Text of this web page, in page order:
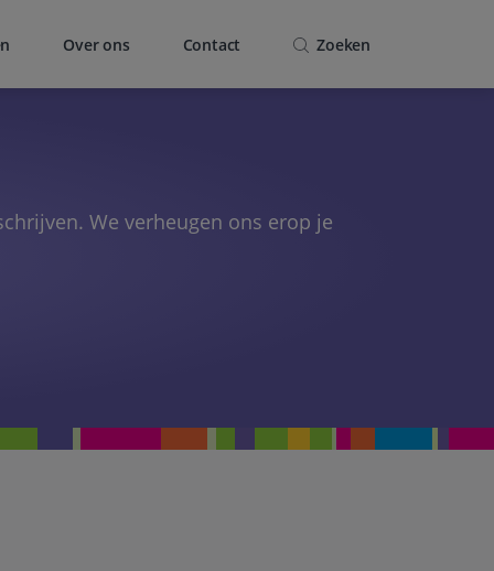
Over ons Contact Zoeken
We verheugen ons erop je